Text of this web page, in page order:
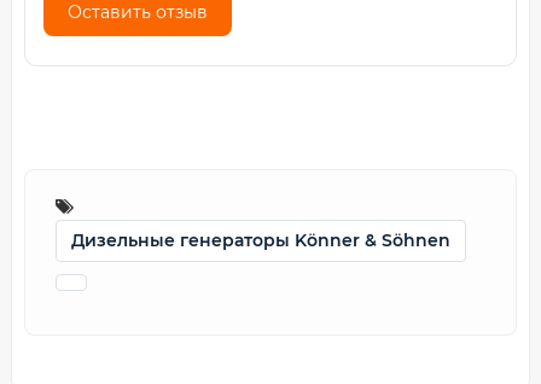
Оставить отзыв
Дизельные генераторы Könner & Söhnen